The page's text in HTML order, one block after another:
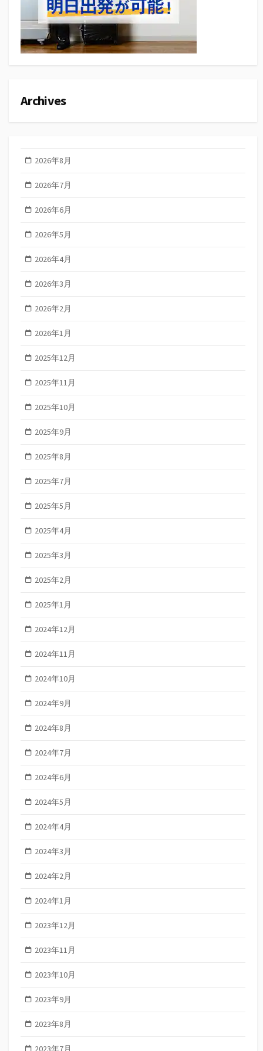
Archives
2026年8月
2026年7月
2026年6月
2026年5月
2026年4月
2026年3月
2026年2月
2026年1月
2025年12月
2025年11月
2025年10月
2025年9月
2025年8月
2025年7月
2025年5月
2025年4月
2025年3月
2025年2月
2025年1月
2024年12月
2024年11月
2024年10月
2024年9月
2024年8月
2024年7月
2024年6月
2024年5月
2024年4月
2024年3月
2024年2月
2024年1月
2023年12月
2023年11月
2023年10月
2023年9月
2023年8月
2023年7月